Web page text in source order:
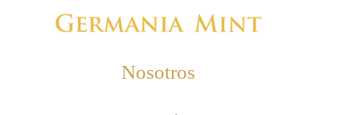
Nosotros